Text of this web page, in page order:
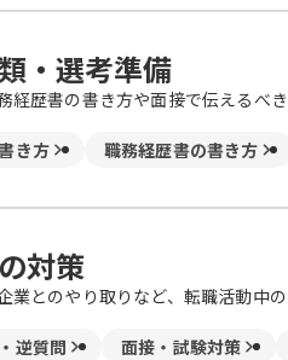
・選考準備
経歴書の書き方や面接で伝えるべ
き方 職務経歴書の書き方
対策
業とのやり取りなど、転職活動中
逆質問 面接・試験対策